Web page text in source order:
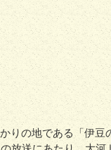
りの地である「伊豆